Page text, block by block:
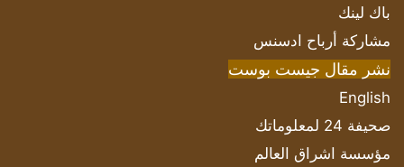
باك لينك
مشاركة أرباح ادسنس
نشر مقال جيست بوست
English
صحيفة 24 لمعلوماتك
مؤسسة اشراق العالم